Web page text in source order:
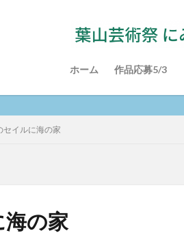
ホーム 作品応募5/3
セイルに海の家
の家